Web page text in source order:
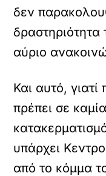
δεν
αύριο
Και αυτό, γιατί
πρέπει σε
υπάρχει
από το κόμμα